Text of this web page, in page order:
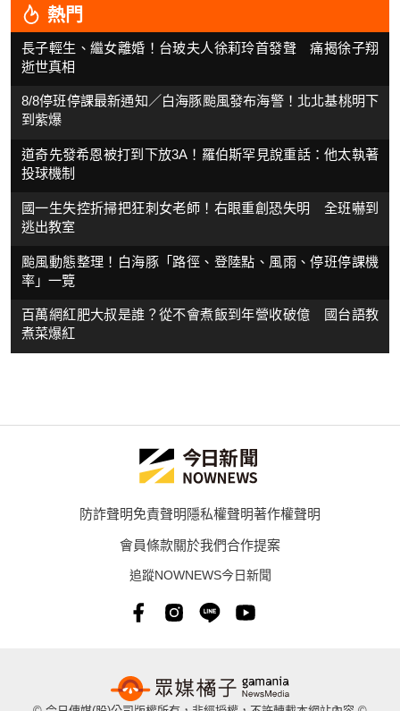
熱門
長子輕生、繼女離婚！台玻夫人徐莉玲首發聲 痛揭徐子翔
逝世真相
8/8停班停課最新通知／白海豚颱風發布海警！北北基桃明下
到紫爆
道奇先發希恩被打到下放3A！羅伯斯罕見說重話：他太執著
投球機制
國一生失控折掃把狂刺女老師！右眼重創恐失明 全班嚇到
逃出教室
颱風動態整理！白海豚「路徑、登陸點、風雨、停班停課機
率」一覽
百萬網紅肥大叔是誰？從不會煮飯到年營收破億 國台語教
煮菜爆紅
防詐聲明免責聲明隱私權聲明著作權聲明
會員條款關於我們合作提案
追蹤NOWNEWS今日新聞